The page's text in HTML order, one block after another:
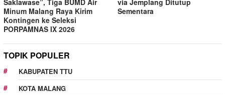
Minum Malang Raya Kirim
Kontingen ke Seleksi
PORPAMNAS IX 2026
via Jemplang Ditutup
Sementara
TOPIK POPULER
KABUPATEN TTU
KOTA MALANG